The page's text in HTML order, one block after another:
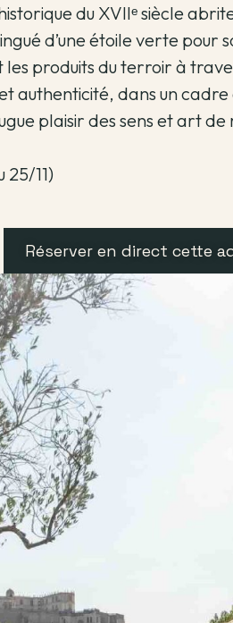
du XVIIᵉ siècle
d’une étoile verte pour
produits du terroir à
dans un cadre
plaisir des sens et art de
25/11)
Réserver en direct cette